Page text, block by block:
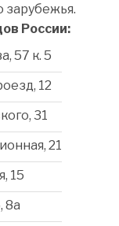
зарубежья.
России:
57 к. 5
12
31
21
15
8a